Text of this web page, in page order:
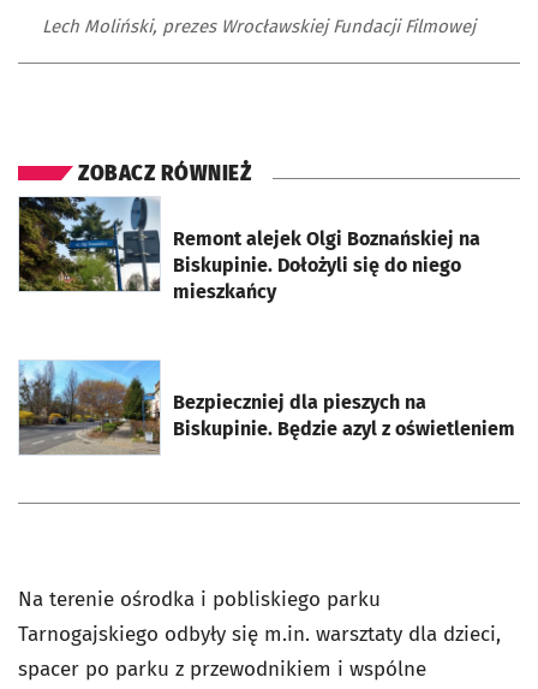
Lech Moliński, prezes Wrocławskiej Fundacji Filmowej
ZOBACZ RÓWNIEŻ
Remont alejek Olgi Boznańskiej na
Biskupinie. Dołożyli się do niego
mieszkańcy
otworzy się w nowej karcie
Bezpieczniej dla pieszych na
Biskupinie. Będzie azyl z oświetleniem
otworzy się w nowej karcie
Na terenie ośrodka i pobliskiego parku
Tarnogajskiego odbyły się m.in. warsztaty dla dzieci,
spacer po parku z przewodnikiem i wspólne